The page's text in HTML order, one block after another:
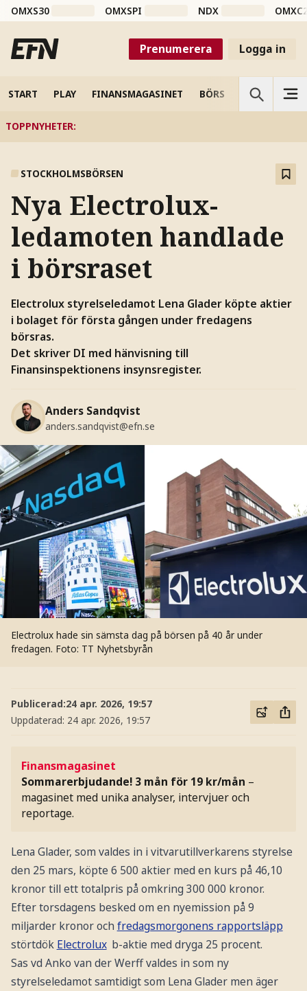
OMXS30 OMXSPI NDX
Prenumerera Logga in
START PLAY FINANSMAGASINET BÖRS VETENSKAP
TOPPNYHETER:
STOCKHOLMSBÖRSEN
Nya Electrolux-
ledamoten handlade
i börsraset
Electrolux styrelseledamot Lena Glader köpte aktier
i bolaget för första gången under fredagens
börsras.
Det skriver DI med hänvisning till
Finansinspektionens insynsregister.
Anders Sandqvist
anders.sandqvist@efn.se
Electrolux hade sin sämsta dag på börsen på 40 år under
fredagen. Foto: TT Nyhetsbyrån
Publicerad:24 apr. 2026, 19:57
Uppdaterad: 24 apr. 2026, 19:57
Finansmagasinet
Sommarerbjudande! 3 mån för 19 kr/mån –
magasinet med unika analyser, intervjuer och
reportage.
Lena Glader, som valdes in i vitvarutillverkarens styrelse
den 25 mars, köpte 6 500 aktier med en kurs på 46,10
kronor till ett totalpris på omkring 300 000 kronor.
Efter torsdagens besked om en nyemission på 9
miljarder kronor och fredagsmorgonens rapportsläpp
störtdök Electrolux b-aktie med dryga 25 procent.
Sas vd Anko van der Werff valdes in som ny
styrelseledamot samtidigt som Lena Glader men äger